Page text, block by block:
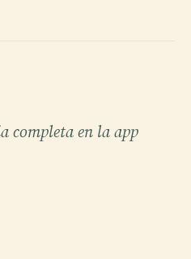
completa en la app